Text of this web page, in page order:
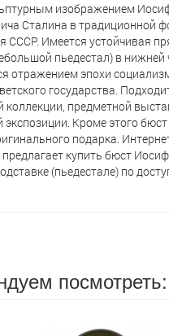
изображением
Сталина в традиционной
СССР. Имеется устойчивая
пьедестал) в
отражением эпохи
государства.
коллекции, предметной
экспозиции. Кроме этого
подарка.
кyпить бюст
(пьедестале) по
посмотреть: